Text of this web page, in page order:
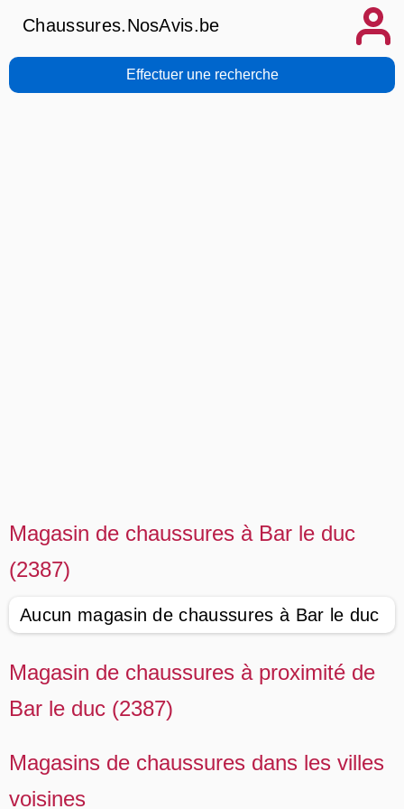
Chaussures.NosAvis.be
Effectuer une recherche
Magasin de chaussures à Bar le duc
(2387)
Aucun magasin de chaussures à Bar le duc
Magasin de chaussures à proximité de
Bar le duc (2387)
Magasins de chaussures dans les villes
voisines